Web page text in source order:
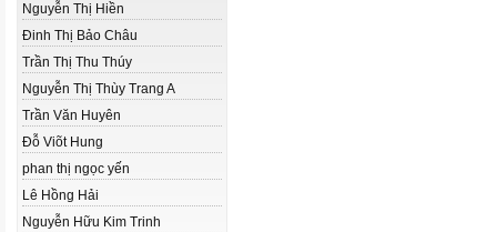
Nguyễn Thị Hiền
Đinh Thị Bảo Châu
Trần Thị Thu Thúy
Nguyễn Thị Thùy Trang A
Trần Văn Huyên
Đỗ Viõt Hung
phan thị ngọc yến
Lê Hồng Hải
Nguyễn Hữu Kim Trinh